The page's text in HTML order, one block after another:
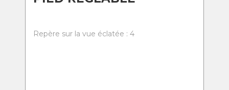
Repère sur la vue éclatée : 4